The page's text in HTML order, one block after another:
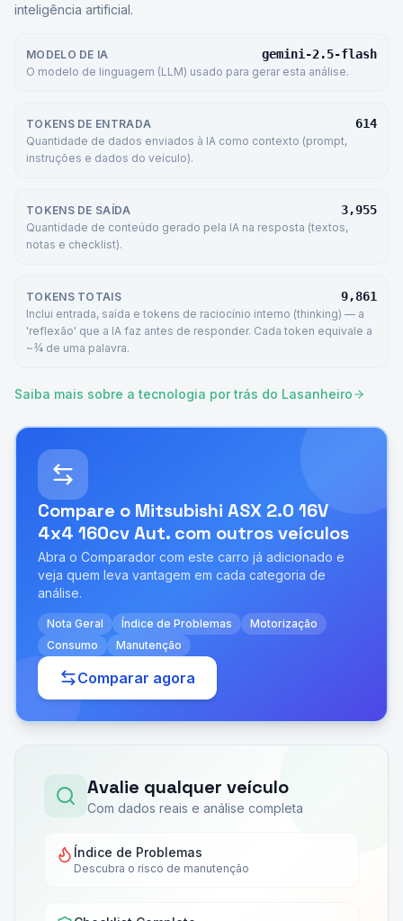
inteligência artificial.
MODELO DE IA gemini-2.5-flash
O modelo de linguagem (LLM) usado para gerar esta análise.
TOKENS DE ENTRADA 614
Quantidade de dados enviados à IA como contexto (prompt,
instruções e dados do veículo).
TOKENS DE SAÍDA 3,955
Quantidade de conteúdo gerado pela IA na resposta (textos,
notas e checklist).
TOKENS TOTAIS 9,861
Inclui entrada, saída e tokens de raciocínio interno (thinking) — a
'reflexão' que a IA faz antes de responder. Cada token equivale a
~¾ de uma palavra.
Saiba mais sobre a tecnologia por trás do Lasanheiro
Compare o Mitsubishi ASX 2.0 16V
4x4 160cv Aut. com outros veículos
Abra o Comparador com este carro já adicionado e
veja quem leva vantagem em cada categoria de
análise.
Nota Geral Índice de Problemas
Motorização
Consumo
Manutenção
Comparar agora
Avalie qualquer veículo
Com dados reais e análise completa
Índice de Problemas
Descubra o risco de manutenção